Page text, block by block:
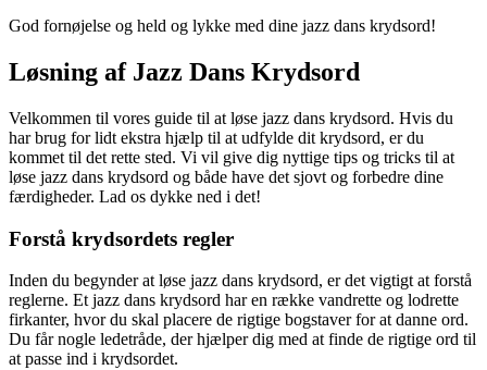
God fornøjelse og held og lykke med dine jazz dans krydsord!
Løsning af Jazz Dans Krydsord
Velkommen til vores guide til at løse jazz dans krydsord. Hvis du
har brug for lidt ekstra hjælp til at udfylde dit krydsord, er du
kommet til det rette sted. Vi vil give dig nyttige tips og tricks til at
løse jazz dans krydsord og både have det sjovt og forbedre dine
færdigheder. Lad os dykke ned i det!
Forstå krydsordets regler
Inden du begynder at løse jazz dans krydsord, er det vigtigt at forstå
reglerne. Et jazz dans krydsord har en række vandrette og lodrette
firkanter, hvor du skal placere de rigtige bogstaver for at danne ord.
Du får nogle ledetråde, der hjælper dig med at finde de rigtige ord til
at passe ind i krydsordet.